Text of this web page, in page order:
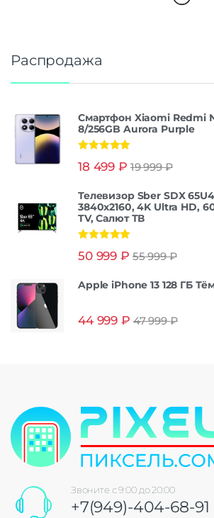
Распродажа
Смартфон Xiaomi Redmi
8/256GB Aurora Purple
из 5
18 499 ₽ 19 999₽
Телевизор Sber SDX
3840x2160, 4K Ultra HD,
TV, Салют ТВ
из 5
50 999 ₽ 55 999₽
Apple iPhone 13 128 ГБ
44 999 ₽ 47 999₽
Звоните с 9:00 до 20:00
+7(949)-404-68-91